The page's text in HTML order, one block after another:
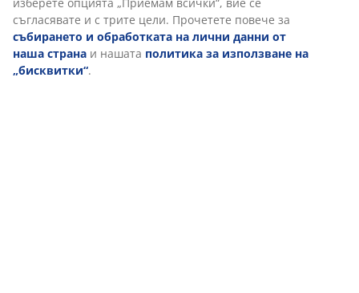
изберете опцията „Приемам всички“, вие се
съгласявате и с трите цели. Прочетете повече за
събирането и обработката на лични данни от
наша страна и нашата политика за използване на
„бисквитки“.